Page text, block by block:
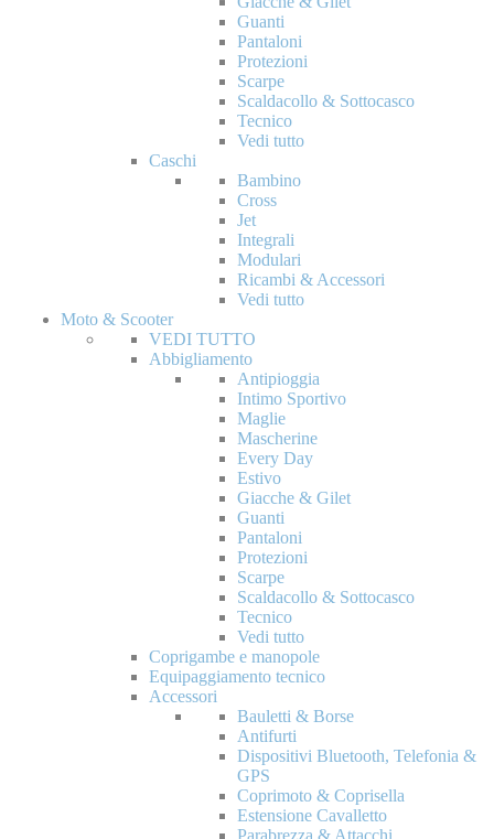
Guanti
Pantaloni
Protezioni
Scarpe
Scaldacollo & Sottocasco
Tecnico
Vedi tutto
Caschi
Bambino
Cross
Jet
Integrali
Modulari
Ricambi & Accessori
Vedi tutto
Moto & Scooter
VEDI TUTTO
Abbigliamento
Antipioggia
Intimo Sportivo
Maglie
Mascherine
Every Day
Estivo
Giacche & Gilet
Guanti
Pantaloni
Protezioni
Scarpe
Scaldacollo & Sottocasco
Tecnico
Vedi tutto
Coprigambe e manopole
Equipaggiamento tecnico
Accessori
Bauletti & Borse
Antifurti
Dispositivi Bluetooth, Telefonia &
GPS
Coprimoto & Coprisella
Estensione Cavalletto
Parabrezza & Attacchi